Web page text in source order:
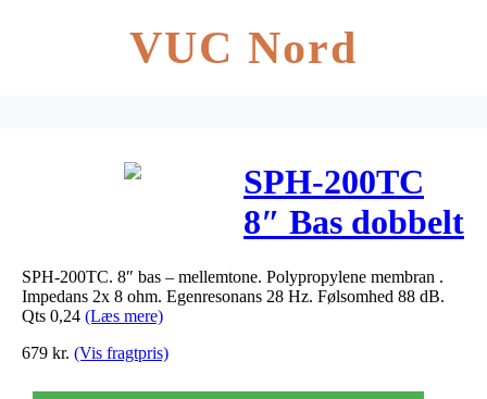
VUC Nord
SPH-200TC
8″ Bas dobbelt
svingspole
SPH-200TC. 8″ bas – mellemtone. Polypropylene membran .
Impedans 2x 8 ohm. Egenresonans 28 Hz. Følsomhed 88 dB.
Qts 0,24 (Læs mere)
679 kr. (Vis fragtpris)